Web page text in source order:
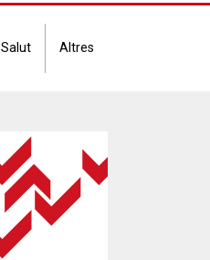
Salut Altres